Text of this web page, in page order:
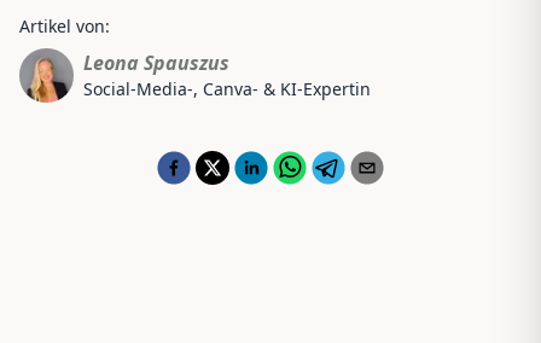
Artikel von:
Leona Spauszus
Social-Media-, Canva- & KI-Expertin